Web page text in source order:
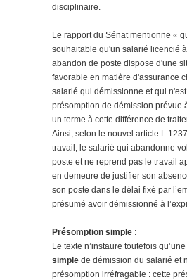
disciplinaire.
Le rapport du Sénat mentionne «
souhaitable qu'un salarié licencié
abandon de poste dispose d'une
favorable en matière d'assurance
salarié qui démissionne et qui
présomption de démission prévue
un terme à cette différence de
Ainsi, selon le nouvel article L
travail, le salarié qui abandonne
poste et ne reprend pas le travail
en demeure de justifier son
son poste dans le délai fixé par
présumé avoir démissionné à
Présomption simple :
Le texte n’instaure toutefois qu’une
simple de démission du salarié et
présomption irréfragable : cette